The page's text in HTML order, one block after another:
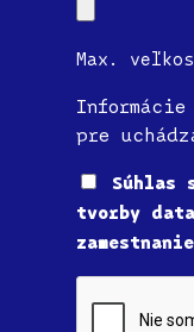
Max.
pre
SúhlasSúhlas
tvorby
zamestnanie